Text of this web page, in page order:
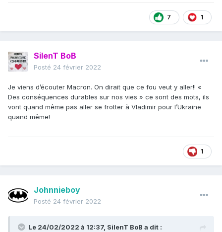
7 1
SilenT BoB
Posté 24 février 2022
Je viens d’écouter Macron. On dirait que ce fou veut y aller!! «
Des conséquences durables sur nos vies » ce sont des mots, ils
vont quand même pas aller se frotter à Vladimir pour l’Ukraine
quand même!
1
Johnnieboy
Posté 24 février 2022
Le 24/02/2022 à 12:37, SilenT BoB a dit :